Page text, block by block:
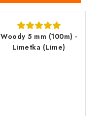
Woody 5 mm (100m) -
Limetka (Lime)